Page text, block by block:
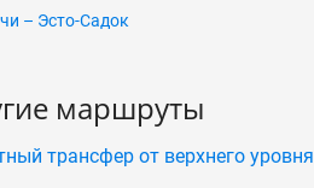
– Эсто-Садок
маршруты
трансфер от верхнего